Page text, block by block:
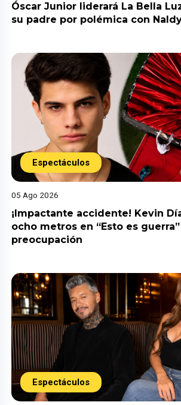
Óscar Junior liderará La Bella
su padre por polémica con
Espectáculos
05 Ago 2026
¡Impactante accidente! Kevin
ocho metros en “Esto es
preocupación
Espectáculos